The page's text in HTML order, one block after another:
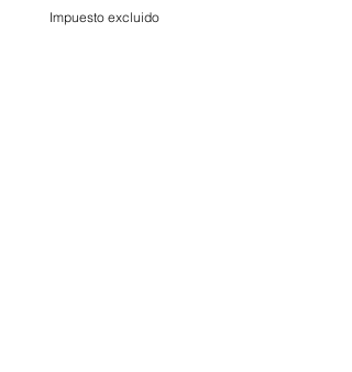
Impuesto excluido